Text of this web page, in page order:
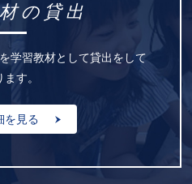
の貸出
学習教材として貸出をして
ます。
を見る